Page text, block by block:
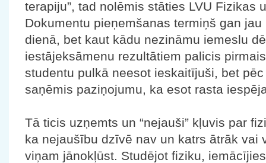
terapiju”, tad nolēmis stāties LVU Fizikas
Dokumentu pieņemšanas termiņš gan
dienā, bet kaut kādu nezināmu iemeslu
iestājeksāmenu rezultātiem palicis
studentu pulkā neesot ieskaitījuši, bet
saņēmis paziņojumu, ka esot rasta
Tā ticis uzņemts un “nejauši” kļuvis par
ka nejaušību dzīvē nav un katrs ātrāk vai
viņam jānokļūst. Studējot fiziku,